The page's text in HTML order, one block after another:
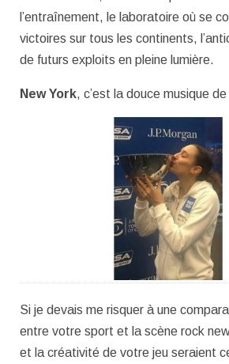
l’entraînement, le laboratoire où se
victoires sur tous les continents,
de futurs exploits en pleine lumière.
New York, c’est la douce musique
Si je devais me risquer à une
entre votre sport et la scène rock
et la créativité de votre jeu seraient